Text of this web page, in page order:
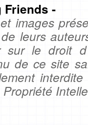
Friends -
images
leurs
sur le droit
de ce site